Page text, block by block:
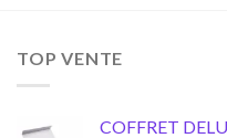
TOP VENTE
COFFRET